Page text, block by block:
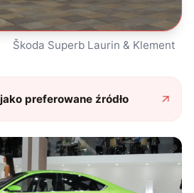
Škoda Superb Laurin & Klement
jako preferowane źródło